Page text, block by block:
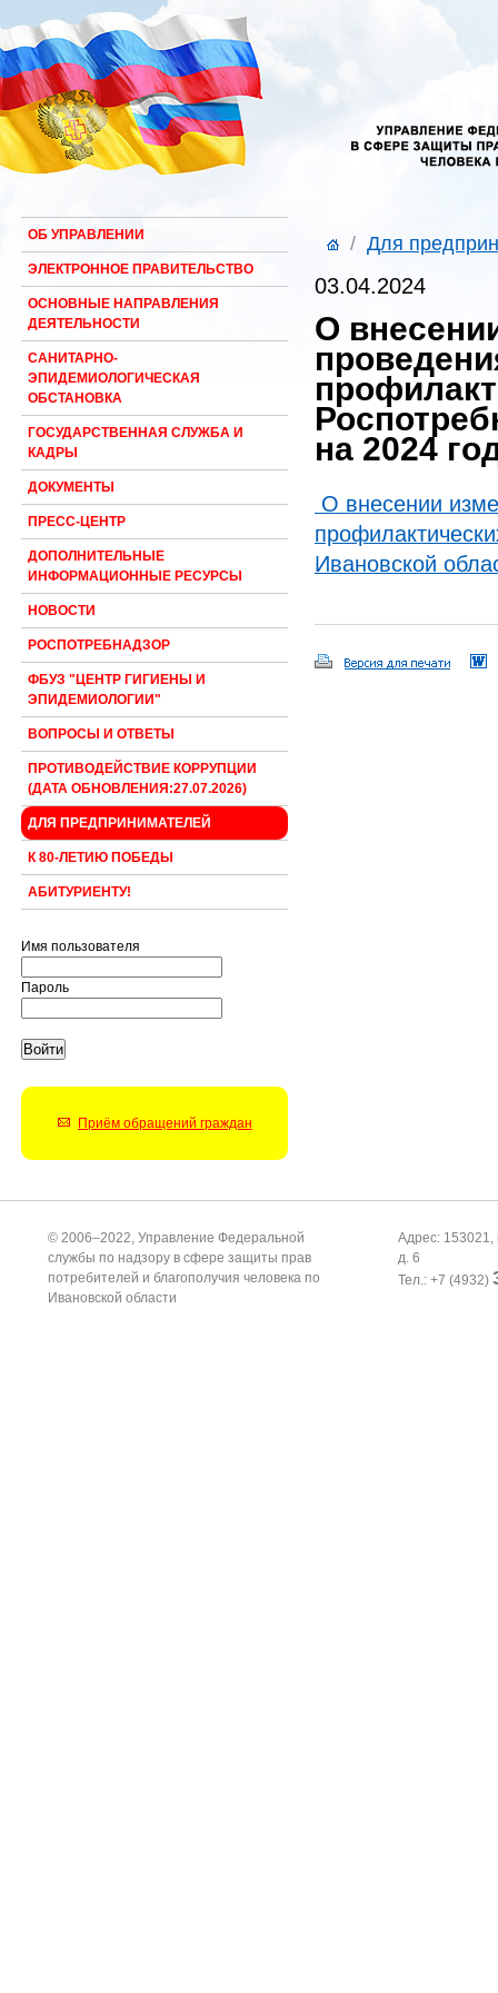
ОБ УПРАВЛЕНИИ
ЭЛЕКТРОННОЕ ПРАВИТЕЛЬСТВО
ОСНОВНЫЕ НАПРАВЛЕНИЯ
ДЕЯТЕЛЬНОСТИ
САНИТАРНО-
ЭПИДЕМИОЛОГИЧЕСКАЯ
ОБСТАНОВКА
ГОСУДАРСТВЕННАЯ СЛУЖБА И
КАДРЫ
ДОКУМЕНТЫ
ПРЕСС-ЦЕНТР
ДОПОЛНИТЕЛЬНЫЕ
ИНФОРМАЦИОННЫЕ РЕСУРСЫ
НОВОСТИ
РОСПОТРЕБНАДЗОР
ФБУЗ "ЦЕНТР ГИГИЕНЫ И
ЭПИДЕМИОЛОГИИ"
ВОПРОСЫ И ОТВЕТЫ
ПРОТИВОДЕЙСТВИЕ КОРРУПЦИИ
(ДАТА ОБНОВЛЕНИЯ:27.07.2026)
ДЛЯ ПРЕДПРИНИМАТЕЛЕЙ
К 80-ЛЕТИЮ ПОБЕДЫ
АБИТУРИЕНТУ!
Имя пользователя
Пароль
Приём обращений граждан
/ Для
03.04.2024
О
на 2024
О внесении
Ивановской
© 2006–2022, Управление Федеральной
службы по надзору в сфере защиты прав
потребителей и благополучия человека по
Ивановской области
Адрес: 153021,
д. 6
Тел.: +7 (4932)